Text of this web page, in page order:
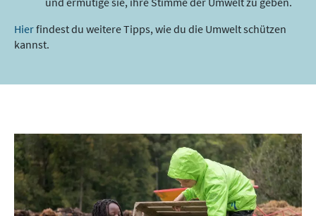
Hierfindest du weitere Tipps, wie du die Umwelt schützen
kannst.